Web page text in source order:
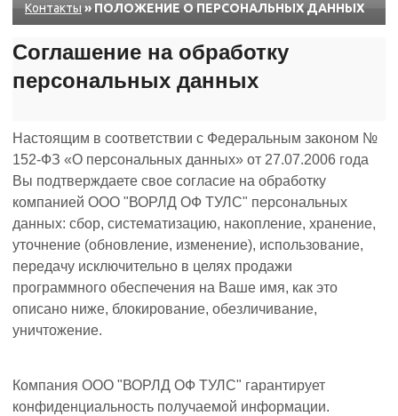
Контакты » ПОЛОЖЕНИЕ О ПЕРСОНАЛЬНЫХ ДАННЫХ
Соглашение на обработку
персональных данных
Настоящим в соответствии с Федеральным законом №
152-ФЗ «О персональных данных» от 27.07.2006 года
Вы подтверждаете свое согласие на обработку
компанией ООО "ВОРЛД ОФ ТУЛС" персональных
данных: сбор, систематизацию, накопление, хранение,
уточнение (обновление, изменение), использование,
передачу исключительно в целях продажи
программного обеспечения на Ваше имя, как это
описано ниже, блокирование, обезличивание,
уничтожение.
Компания ООО "ВОРЛД ОФ ТУЛС" гарантирует
конфиденциальность получаемой информации.